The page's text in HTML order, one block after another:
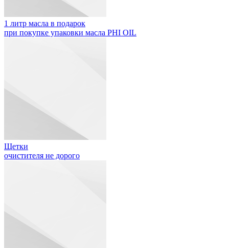
1 литр масла в подарок
при покупке упаковки масла PHI OIL
Щетки
очистителя не дорого